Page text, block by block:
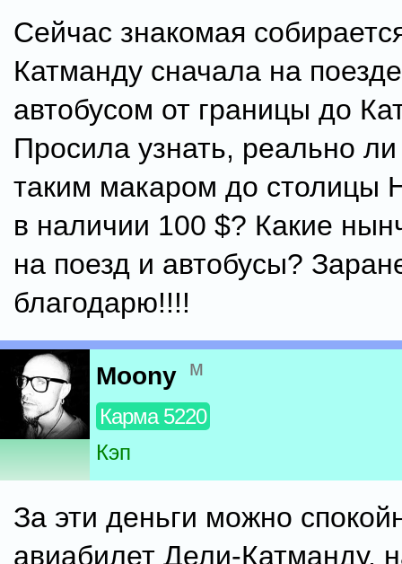
Сейчас знакомая
Катманду сначала на
автобусом от границы до
Просила узнать, реально
таким макаром до столицы
в наличии 100 $? Какие
на поезд и автобусы?
благодарю!!!!
Moony м
Карма 5220
Кэп
За эти деньги можно
авиабилет Дели-Катманду,